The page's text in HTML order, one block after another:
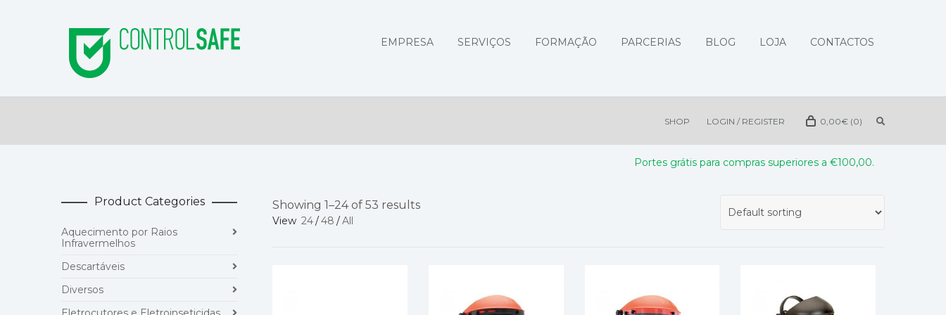
EMPRESA SERVIÇOS FORMAÇÃO PARCERIAS BLOG LOJA CONTACTOS
0,00€ (0)
SHOP LOGIN / REGISTER
Portes grátis para compras superiores a €100,00.
Showing 1–24 of 53 results
View 24/48 /All
Product Categories
Aquecimento por Raios
Infravermelhos
Descartáveis
Diversos